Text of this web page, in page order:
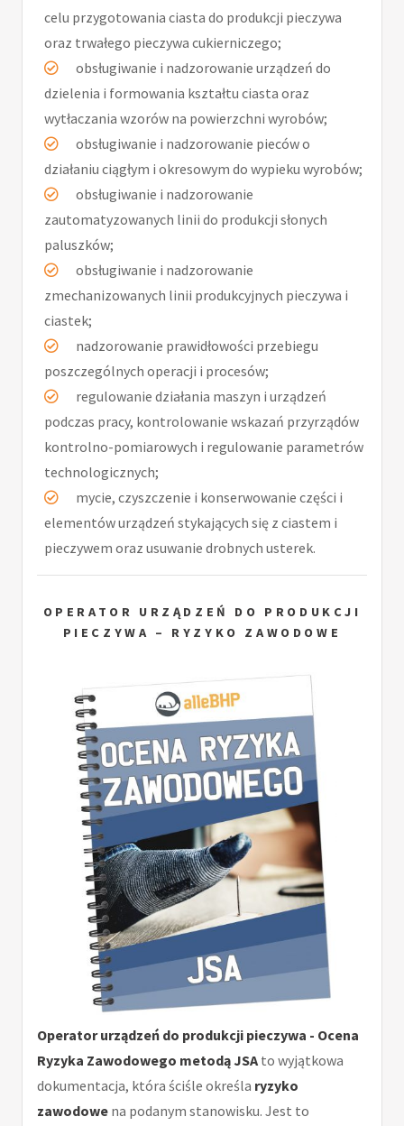
celu przygotowania ciasta do produkcji pieczywa
oraz trwałego pieczywa cukierniczego;
obsługiwanie i nadzorowanie urządzeń do
dzielenia i formowania kształtu ciasta oraz
wytłaczania wzorów na powierzchni wyrobów;
obsługiwanie i nadzorowanie pieców o
działaniu ciągłym i okresowym do wypieku wyrobów;
obsługiwanie i nadzorowanie
zautomatyzowanych linii do produkcji słonych
paluszków;
obsługiwanie i nadzorowanie
zmechanizowanych linii produkcyjnych pieczywa i
ciastek;
nadzorowanie prawidłowości przebiegu
poszczególnych operacji i procesów;
regulowanie działania maszyn i urządzeń
podczas pracy, kontrolowanie wskazań przyrządów
kontrolno-pomiarowych i regulowanie parametrów
technologicznych;­
mycie, czyszczenie i konserwowanie części i
elementów urządzeń stykających się z ciastem i
pieczywem oraz usuwanie drobnych usterek.
OPERATOR URZĄDZEŃ DO PRODUKCJI
PIECZYWA – RYZYKO ZAWODOWE
Operator urządzeń do produkcji pieczywa - Ocena
Ryzyka Zawodowego metodą JSA to wyjątkowa
dokumentacja, która ściśle określa ryzyko
zawodowe na podanym stanowisku. Jest to